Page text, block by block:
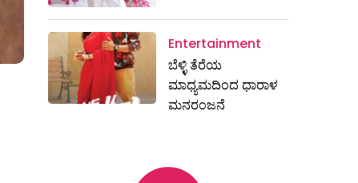
Entertainment
ಬೆಳ್ಳಿ ತೆರೆಯ
ಮಾಧ್ಯಮದಿಂದ ಧಾರಾಳ
ಮನರಂಜನೆ